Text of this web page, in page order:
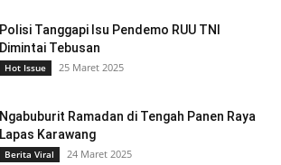
Polisi Tanggapi Isu Pendemo RUU TNI
Dimintai Tebusan
Hot Issue 25 Maret 2025
Ngabuburit Ramadan di Tengah Panen Raya
Lapas Karawang
Berita Viral 24 Maret 2025